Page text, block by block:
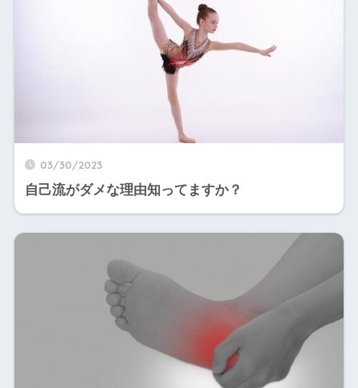
03/30/2023
自己流がダメな理由知ってますか？